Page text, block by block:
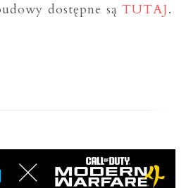
dostępne są TUTAJ.